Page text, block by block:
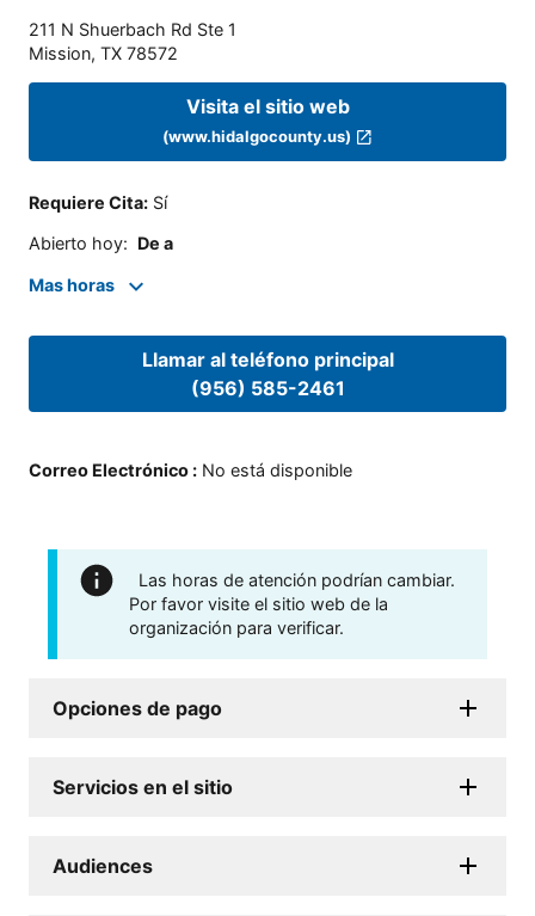
211 N Shuerbach Rd Ste 1
Mission, TX 78572
Visita el sitio web
(www.hidalgocounty.us)
Requiere Cita: Sí
Abierto hoy: De a
Mas horas
Llamar al teléfono principal
(956) 585-2461
Correo Electrónico : No está disponible
Las horas de atención podrían cambiar.
Por favor visite el sitio web de la
organización para verificar.
Opciones de pago
Servicios en el sitio
Audiences